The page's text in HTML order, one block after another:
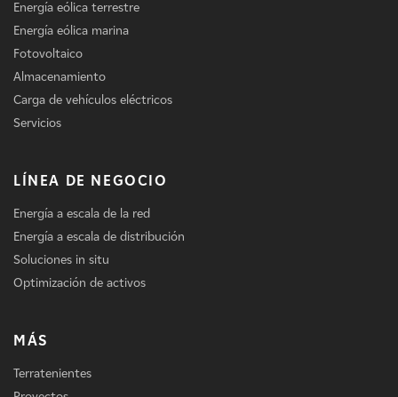
Energía eólica terrestre
Energía eólica marina
Fotovoltaico
Almacenamiento
Carga de vehículos eléctricos
Servicios
LÍNEA DE NEGOCIO
Energía a escala de la red
Energía a escala de distribución
Soluciones in situ
Optimización de activos
MÁS
Terratenientes